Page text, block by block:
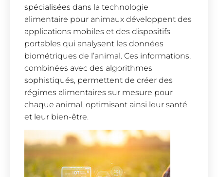
spécialisées dans la technologie
alimentaire pour animaux développent des
applications mobiles et des dispositifs
portables qui analysent les données
biométriques de l’animal. Ces informations,
combinées avec des algorithmes
sophistiqués, permettent de créer des
régimes alimentaires sur mesure pour
chaque animal, optimisant ainsi leur santé
et leur bien-être.